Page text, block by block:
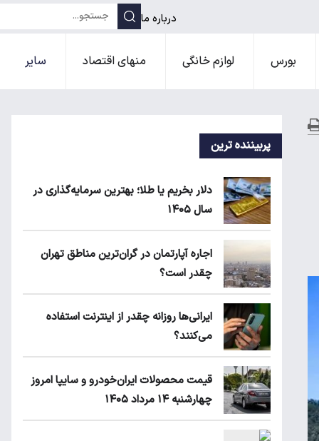
درباره ما
بورس لوازم خانگی منهای اقتصاد سایر
پربیننده ترین
دلار بخریم یا طلا؛ بهترین سرمایه‌گذاری در
سال ۱۴۰۵
اجاره آپارتمان در گران‌ترین مناطق تهران
چقدر است؟
ایرانی‌ها روزانه چقدر از اینترنت استفاده
می‌کنند؟
قیمت محصولات ایران‌خودرو و سایپا امروز
چهارشنبه ۱۴ مرداد ۱۴۰۵